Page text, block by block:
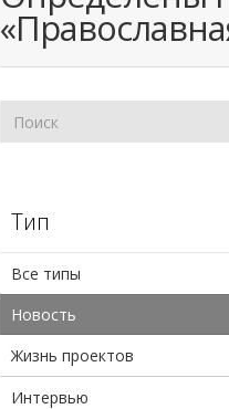
Тип
Все типы
Новость
Жизнь проектов
Интервью